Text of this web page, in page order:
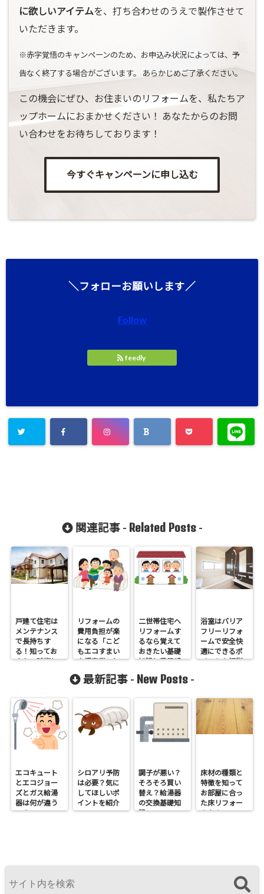
に欲しいアイテムを、打ち合わせのうえで製作させて
いただきます。
※赤字覚悟のキャンペーンのため、お申込み状況によっては、予
告なく終了する場合がございます。 あらかじめご了承ください。
この機会にぜひ、お住まいのリフォームを、私たちア
ップホームにおまかせください！ あなたからのお問
い合わせをお待ちしております！
今すぐキャンペーンに申し込む
＼フォローお願いします／
Follow
feedly
関連記事 - Related Posts-
戸建て住宅は
メンテナンス
で長持ちす
る！知ってお
きたい時期と
リフォームの
費用負担が楽
になる「こど
もエコすまい
支援事業」と
二世帯住宅へ
リフォームす
るなら覚えて
おきたい基礎
知識と費用感
浴室はバリア
フリーリフォ
ームで安全快
適にできるポ
イントを解説
最新記事 - New Posts -
エコキュート
とエコジョー
ズとガス給湯
器は何が違う
の？
シロアリ予防
は必要？気に
してほしいポ
イントを紹介
調子が悪い？
そろそろ買い
替え？給湯器
の交換基礎知
識
床材の種類と
特徴を知って
お部屋に合っ
た床リフォー
ムを！